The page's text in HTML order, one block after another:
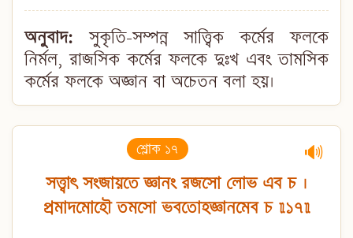
অনুবাদ: সুকৃতি-সম্পন্ন সাত্ত্বিক কর্মের ফলকে
নির্মল, রাজসিক কর্মের ফলকে দুঃখ এবং তামসিক
কর্মের ফলকে অজ্ঞান বা অচেতন বলা হয়।
শ্লোক ১৭ 🔊
সত্ত্বাৎ সংজায়তে জ্ঞানং রজসো লোভ এব চ ।
প্রমাদমোহৌ তমসো ভবতোহজ্ঞানমেব চ ॥১৭॥